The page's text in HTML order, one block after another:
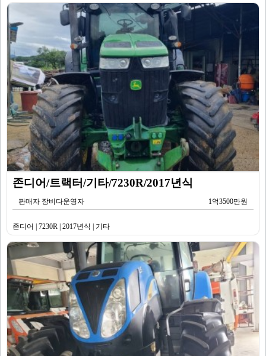
존디어/트랙터/기타/7230R/2017년식
판매자 장비다운영자 1억3500만원
존디어 | 7230R | 2017년식 | 기타